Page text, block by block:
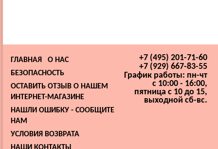
+7 (495) 201-71-60
+7 (929) 667-83-55
График работы: пн-чт
с 10:00 - 16:00,
пятница с 10 до 15,
выходной сб-вс.
ГЛАВНАЯ
О НАС
БЕЗОПАСНОСТЬ
ОСТАВИТЬ ОТЗЫВ О НАШЕМ
ИНТЕРНЕТ-МАГАЗИНЕ
НАШЛИ ОШИБКУ - СООБЩИТЕ
НАМ
УСЛОВИЯ ВОЗВРАТА